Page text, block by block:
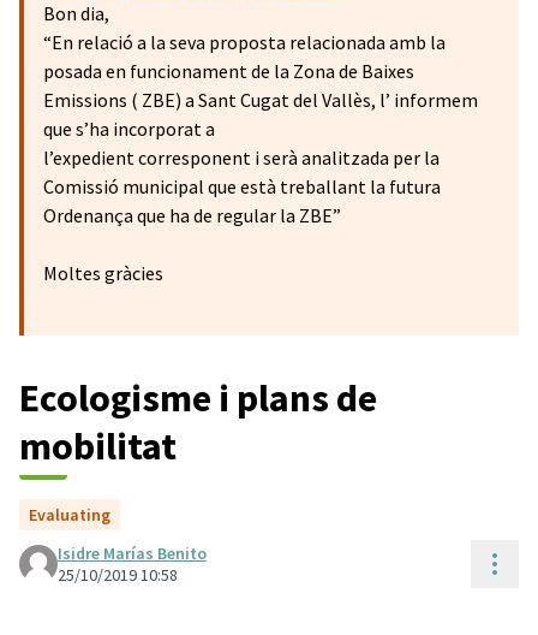
Bon dia,
“En relació a la seva proposta relacionada amb la
posada en funcionament de la Zona de Baixes
Emissions ( ZBE) a Sant Cugat del Vallès, l’ informem
que s’ha incorporat a
l’expedient corresponent i serà analitzada per la
Comissió municipal que està treballant la futura
Ordenança que ha de regular la ZBE”
Moltes gràcies
Ecologisme i plans de
mobilitat
Evaluating
Isidre Marías Benito
25/10/2019 10:58